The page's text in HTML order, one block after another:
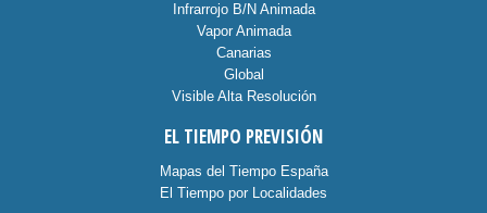
Infrarrojo B/N Animada
Vapor Animada
Canarias
Global
Visible Alta Resolución
EL TIEMPO PREVISIÓN
Mapas del Tiempo España
El Tiempo por Localidades